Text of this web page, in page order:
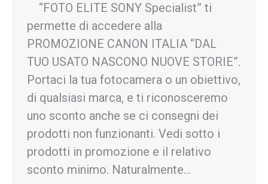
“FOTO ELITE SONY Specialist” ti
permette di accedere alla
PROMOZIONE CANON ITALIA “DAL
TUO USATO NASCONO NUOVE STORIE”.
Portaci la tua fotocamera o un obiettivo,
di qualsiasi marca, e ti riconosceremo
uno sconto anche se ci consegni dei
prodotti non funzionanti. Vedi sotto i
prodotti in promozione e il relativo
sconto minimo. Naturalmente…